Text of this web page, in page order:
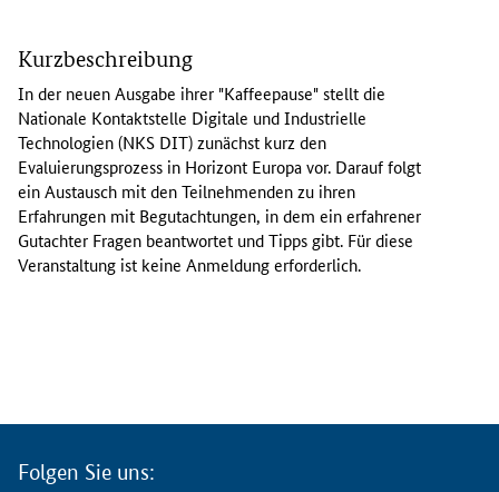
d
e
r
n
e
u
e
n
A
h
r
Kurzbeschreibung
In der neuen Ausgabe ihrer "Kaffeepause" stellt die
Nationale Kontaktstelle Digitale und Industrielle
Technologien (NKS DIT) zunächst kurz den
Evaluierungsprozess in Horizont Europa vor. Darauf folgt
ein Austausch mit den Teilnehmenden zu ihren
Erfahrungen mit Begutachtungen, in dem ein erfahrener
Gutachter Fragen beantwortet und Tipps gibt. Für diese
Veranstaltung ist keine Anmeldung erforderlich.
Folgen Sie uns: